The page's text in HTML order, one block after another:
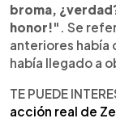
broma,
honor!"
. Se
anteriores había
había llegado a
TE PUEDE
acción real de